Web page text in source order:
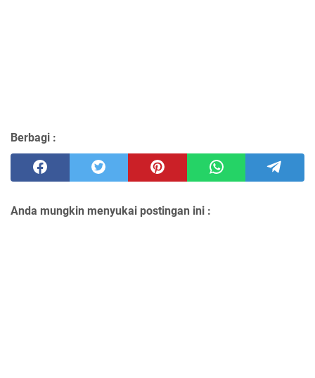
Berbagi :
Anda mungkin menyukai postingan ini :